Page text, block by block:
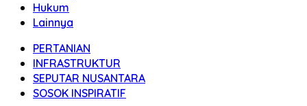
Hukum
Lainnya
PERTANIAN
INFRASTRUKTUR
SEPUTAR NUSANTARA
SOSOK INSPIRATIF